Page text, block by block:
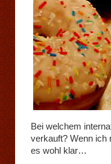
Bei welchem
verkauft? Wenn ich
es wohl klar…